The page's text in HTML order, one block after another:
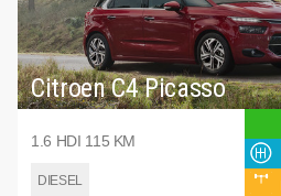
Citroen C4 Picasso
1.6 HDI 115 KM
DIESEL